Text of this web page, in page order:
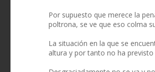
Por supuesto que merece la
poltrona, se ve que eso colma
La situación en la que se
altura y por tanto no ha